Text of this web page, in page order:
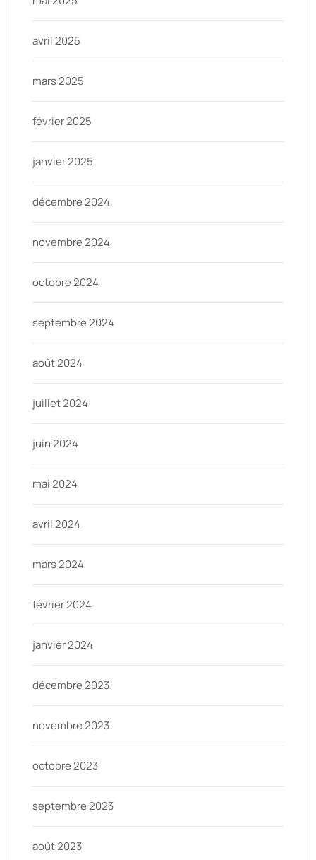
avril 2025
mars 2025
février 2025
janvier 2025
décembre 2024
novembre 2024
octobre 2024
septembre 2024
août 2024
juillet 2024
juin 2024
mai 2024
avril 2024
mars 2024
février 2024
janvier 2024
décembre 2023
novembre 2023
octobre 2023
septembre 2023
août 2023